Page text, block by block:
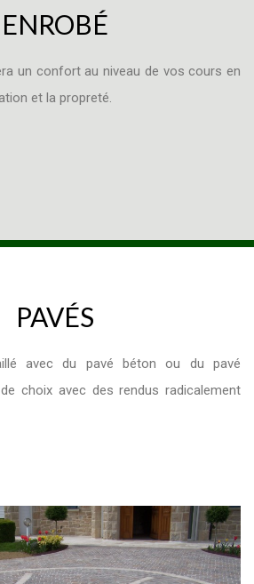
ENROBÉ
un confort au niveau de vos cours en
et la propreté.
PAVÉS
avec du pavé béton ou du pavé
choix avec des rendus radicalement